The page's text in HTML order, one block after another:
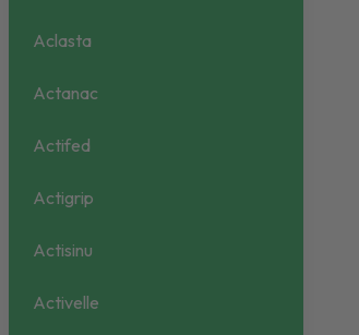
Aclasta
Actanac
Actifed
Actigrip
Actisinu
Activelle